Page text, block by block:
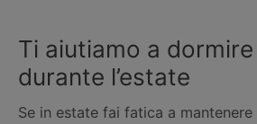
Ti aiutiamo a
durante l’estate
Se in estate fai fatica a